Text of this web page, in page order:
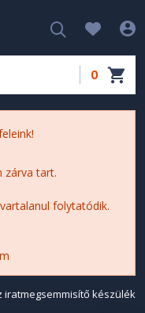
0
zárva tart.
folytatódik.
iratmegsemmisítő készülék